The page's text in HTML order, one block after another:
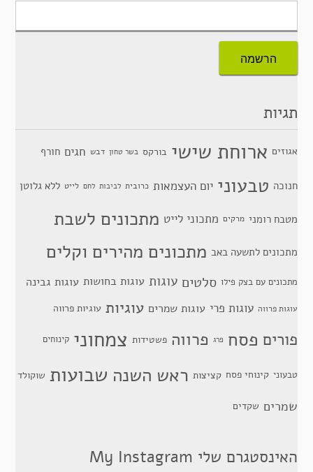
תגיות
אגוזים ארוחת שישי בורקס בשר טחון דבש חגים חורף
חנוכה טבעוני יום העצמאות כרובית לביבות לחם לייט ללא גלוטן
מטבח רומני מרקים מתכוני לייט מתכונים לשבת
מתכונים לתשעה באב מתכונים מהירים וקלים
מתכונים עם בצק פילו סלטים עוגות עוגות בחושות עוגות גבינה
עוגות פרווה עוגות פרי עוגות שמרים עוגיות עוגיות פרווה
פורים פסח פרג פרווה פשטידות צמחוני קינוחים
טבעוני קינוחי פסח קציצות ראש השנה שבועות שוקולד
שמרים שקדים
האינסטגרם שלי My Instagram